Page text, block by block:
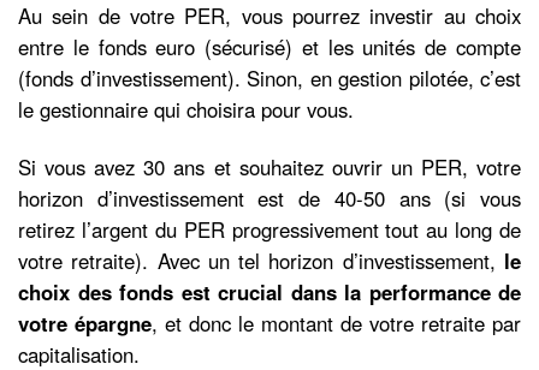
Au sein de votre PER, vous pourrez investir au choix
entre le fonds euro (sécurisé) et les unités de compte
(fonds d’investissement). Sinon, en gestion pilotée, c’est
le gestionnaire qui choisira pour vous.
Si vous avez 30 ans et souhaitez ouvrir un PER, votre
horizon d’investissement est de 40-50 ans (si vous
retirez l’argent du PER progressivement tout au long de
votre retraite). Avec un tel horizon d’investissement, le
choix des fonds est crucial dans la performance de
votre épargne, et donc le montant de votre retraite par
capitalisation.